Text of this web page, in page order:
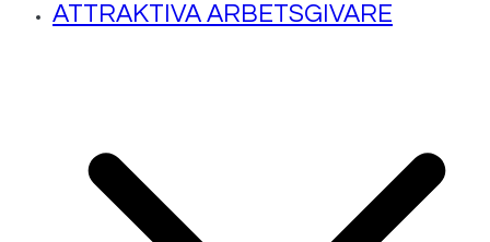
ATTRAKTIVA ARBETSGIVARE